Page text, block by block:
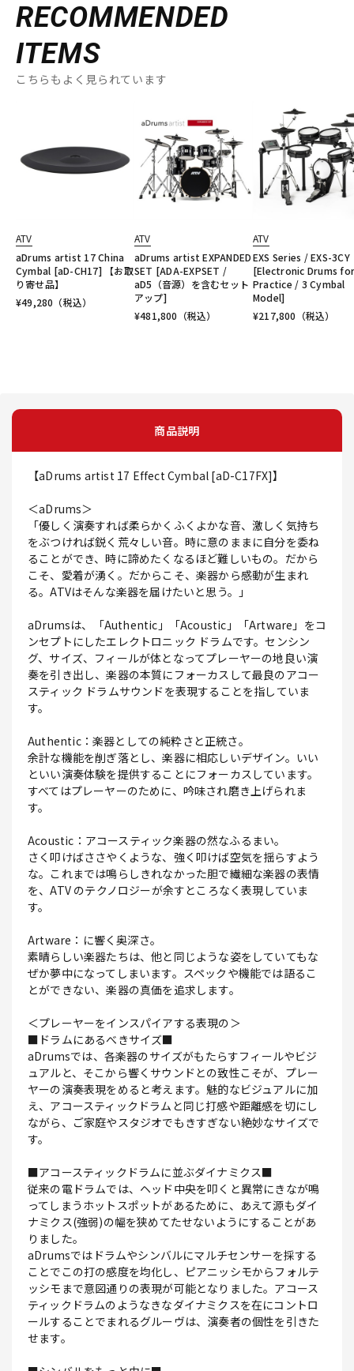
RECOMMENDED
ITEMS
こちらもよく見られています
ATV
aDrums artist 17 China
Cymbal [aD-CH17] 【お取
り寄せ品】
¥49,280 （税込）
ATV
aDrums artist EXPANDED
SET [ADA-EXPSET /
aD5（音源）を含むセット
アップ]
¥481,800 （税込）
ATV
EXS Series / EXS-3CY
[Electronic Drums
Practice / 3 Cymbal
Model]
¥217,800 （税込）
商品説明
【aDrums artist 17 Effect Cymbal [aD-C17FX]】
＜aDrums＞
「優しく演奏すれば柔らかくふくよかな音、激しく気持ち
をぶつければ鋭く荒々しい音。時に意のままに自分を委ね
ることができ、時に諦めたくなるほど難しいもの。だから
こそ、愛着が湧く。だからこそ、楽器から感動が生まれ
る。ATVはそんな楽器を届けたいと思う。」
aDrumsは、「Authentic」「Acoustic」「Artware」をコ
ンセプトにしたエレクトロニック ドラムです。センシン
グ、サイズ、フィールが体となってプレーヤーの地良い演
奏を引き出し、楽器の本質にフォーカスして最良のアコー
スティック ドラムサウンドを表現することを指していま
す。
Authentic：楽器としての純粋さと正統さ。
余計な機能を削ぎ落とし、楽器に相応しいデザイン。いい
といい演奏体験を提供することにフォーカスしています。
すべてはプレーヤーのために、吟味され磨き上げられま
す。
Acoustic：アコースティック楽器の然なふるまい。
さく叩けばささやくような、強く叩けば空気を揺らすよう
な。これまでは鳴らしきれなかった胆で繊細な楽器の表情
を、ATV のテクノロジーが余すところなく表現していま
す。
Artware：に響く奥深さ。
素晴らしい楽器たちは、他と同じような姿をしていてもな
ぜか夢中になってしまいます。スペックや機能では語るこ
とができない、楽器の真価を追求します。
＜プレーヤーをインスパイアする表現の＞
■ドラムにあるべきサイズ■
aDrumsでは、各楽器のサイズがもたらすフィールやビジ
ュアルと、そこから響くサウンドとの致性こそが、プレー
ヤーの演奏表現をめると考えます。魅的なビジュアルに加
え、アコースティックドラムと同じ打感や距離感を切にし
ながら、ご家庭やスタジオでもきすぎない絶妙なサイズで
す。
■アコースティックドラムに並ぶダイナミクス■
従来の電ドラムでは、ヘッド中央を叩くと異常にきなが鳴
ってしまうホットスポットがあるために、あえて源もダイ
ナミクス(強弱)の幅を狭めてたせないようにすることがあ
りました。
aDrumsではドラムやシンバルにマルチセンサーを採する
ことでこの打の感度を均化し、ピアニッシモからフォルテ
ッシモまで意図通りの表現が可能となりました。アコース
ティックドラムのようなきなダイナミクスを在にコントロ
ールすることでまれるグルーヴは、演奏者の個性を引きた
せます。